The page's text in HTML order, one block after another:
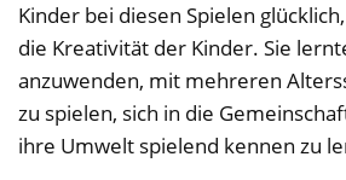
Kinder bei diesen Spielen
die Kreativität der Kinder. Sie
anzuwenden, mit mehreren
zu spielen, sich in die
ihre Umwelt spielend kennen zu